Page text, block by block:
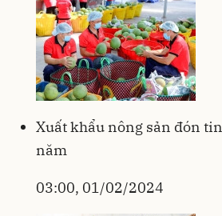
Xuất khẩu nông sản đón
năm
03:00, 01/02/2024